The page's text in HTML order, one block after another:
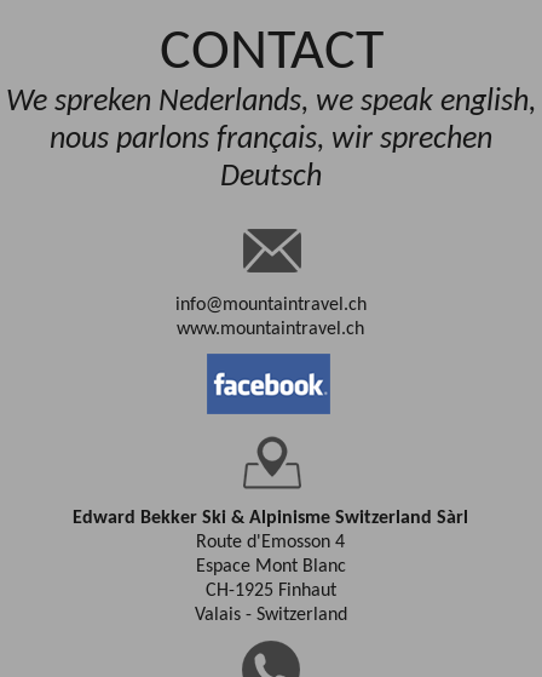
CONTACT
We spreken Nederlands, we speak english,
nous parlons français, wir sprechen
Deutsch
info@mountaintravel.ch
www.mountaintravel.ch
Edward Bekker Ski & Alpinisme Switzerland Sàrl
Route d'Emosson 4
Espace Mont Blanc
CH-1925 Finhaut
Valais - Switzerland